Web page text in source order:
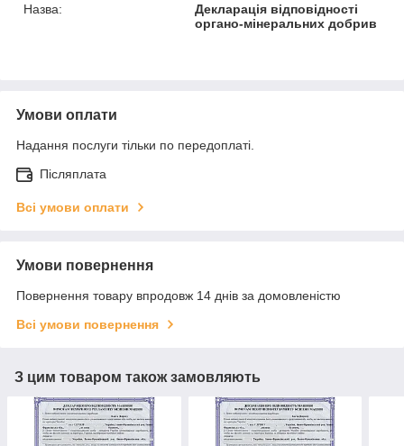
Назва:
Декларація відповідності
органо-мінеральних добрив
Умови оплати
Надання послуги тільки по передоплаті.
Післяплата
Всі умови оплати
Умови повернення
Повернення товару впродовж 14 днів за домовленістю
Всі умови повернення
З цим товаром також замовляють